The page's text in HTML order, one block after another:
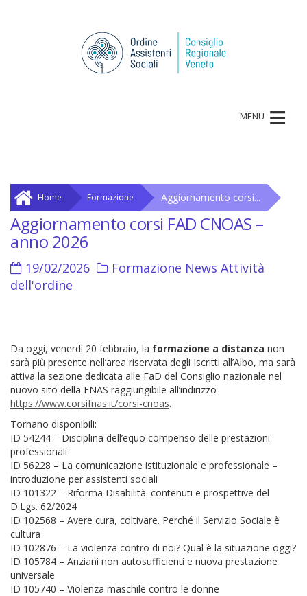
MENU ≡
Home Formazione Aggiornamento corsi...
Aggiornamento corsi FAD CNOAS –
anno 2026
19/02/2026 Formazione News Attività
dell'ordine
Da oggi, venerdì 20 febbraio, la formazione a distanza non
sarà più presente nell’area riservata degli Iscritti all’Albo, ma sarà
attiva la sezione dedicata alle FaD del Consiglio nazionale nel
nuovo sito della FNAS raggiungibile all’indirizzo
https://www.corsifnas.it/corsi-cnoas.
Tornano disponibili:
ID 54244 – Disciplina dell’equo compenso delle prestazioni
professionali
ID 56228 – La comunicazione istituzionale e professionale –
introduzione per assistenti sociali
ID 101322 – Riforma Disabilità: contenuti e prospettive del
D.Lgs. 62/2024
ID 102568 – Avere cura, coltivare. Perché il Servizio Sociale è
cultura
ID 102876 – La violenza contro di noi? Qual è la situazione oggi?
ID 105784 – Anziani non autosufficienti e nuova prestazione
universale
ID 105740 – Violenza maschile contro le donne